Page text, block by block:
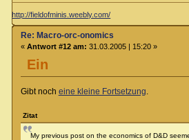
http://fieldofminis.weebly.com/
Ein
Re: Macro-orc-onomics
« Antwort #12 am: 31.03.2005 | 15:20 »
Gibt noch eine kleine Fortsetzung
Zitat
My previous post on the economics of D&D